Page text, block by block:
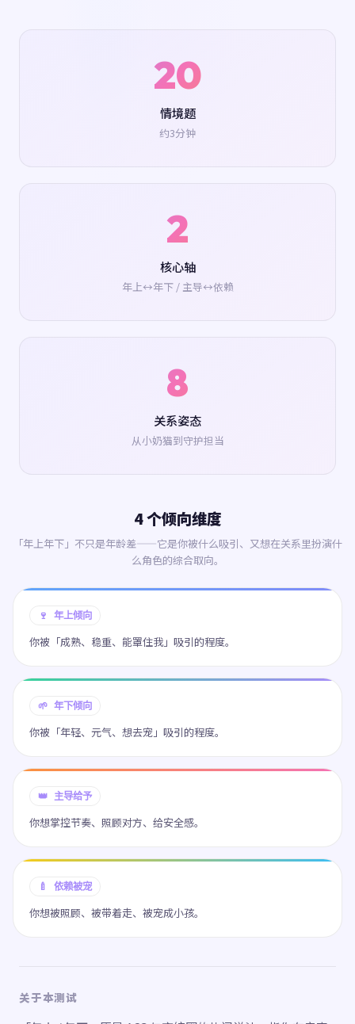
20
情境题
约3分钟
2
核心轴
年上↔年下 / 主导↔依赖
8
关系姿态
从小奶猫到守护担当
4 个倾向维度
「年上年下」不只是年龄差——它是你被什么吸引、又想在关系里扮演什
么角色的综合取向。
🍷 年上倾向
你被「成熟、稳重、能罩住我」吸引的程度。
🌱 年下倾向
你被「年轻、元气、想去宠」吸引的程度。
👑 主导给予
你想掌控节奏、照顾对方、给安全感。
🍼 依赖被宠
你想被照顾、被带着走、被宠成小孩。
关于本测试